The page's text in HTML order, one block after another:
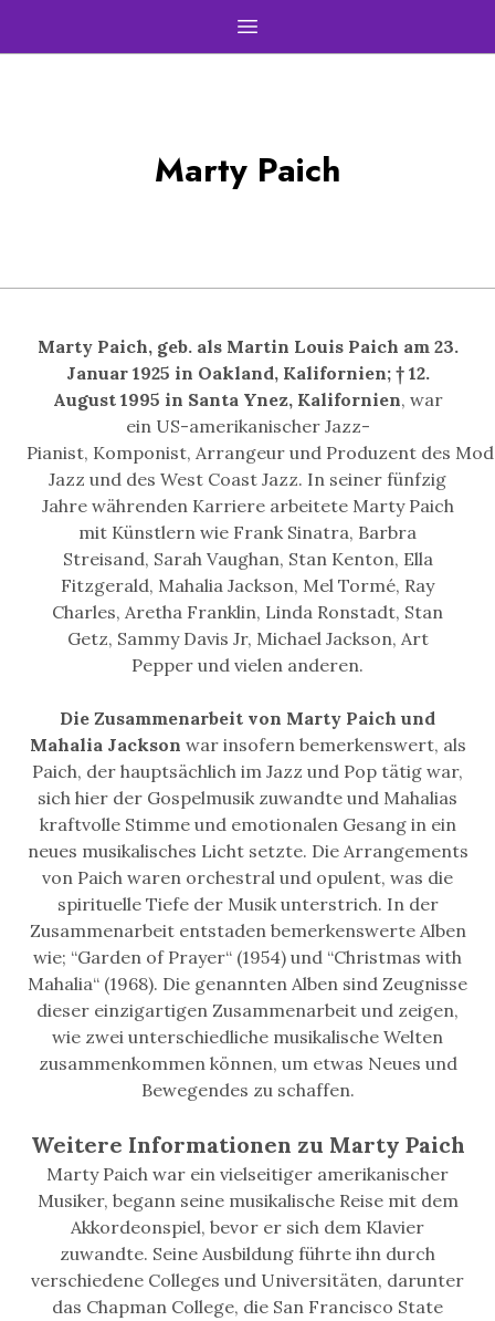
Open main menu
Marty Paich
Marty Paich, geb. als Martin Louis Paich am 23.
Januar 1925 in Oakland, Kalifornien; † 12.
August 1995 in Santa Ynez, Kalifornien, war
ein US-amerikanischer Jazz-
Pianist, Komponist, Arrangeur und Produzent des
Jazz und des West Coast Jazz. In seiner fünfzig
Jahre währenden Karriere arbeitete Marty Paich
mit Künstlern wie Frank Sinatra, Barbra
Streisand, Sarah Vaughan, Stan Kenton, Ella
Fitzgerald, Mahalia Jackson, Mel Tormé, Ray
Charles, Aretha Franklin, Linda Ronstadt, Stan
Getz, Sammy Davis Jr, Michael Jackson, Art
Pepper und vielen anderen.
Die Zusammenarbeit von Marty Paich und
Mahalia Jackson war insofern bemerkenswert, als
Paich, der hauptsächlich im Jazz und Pop tätig war,
sich hier der Gospelmusik zuwandte und Mahalias
kraftvolle Stimme und emotionalen Gesang in ein
neues musikalisches Licht setzte. Die Arrangements
von Paich waren orchestral und opulent, was die
spirituelle Tiefe der Musik unterstrich. In der
Zusammenarbeit entstaden bemerkenswerte Alben
wie; “Garden of Prayer“ (1954) und “Christmas with
Mahalia“ (1968). Die genannten Alben sind Zeugnisse
dieser einzigartigen Zusammenarbeit und zeigen,
wie zwei unterschiedliche musikalische Welten
zusammenkommen können, um etwas Neues und
Bewegendes zu schaffen.
Weitere Informationen zu Marty Paich
Marty Paich war ein vielseitiger amerikanischer
Musiker, begann seine musikalische Reise mit dem
Akkordeonspiel, bevor er sich dem Klavier
zuwandte. Seine Ausbildung führte ihn durch
verschiedene Colleges und Universitäten, darunter
das Chapman College, die San Francisco State